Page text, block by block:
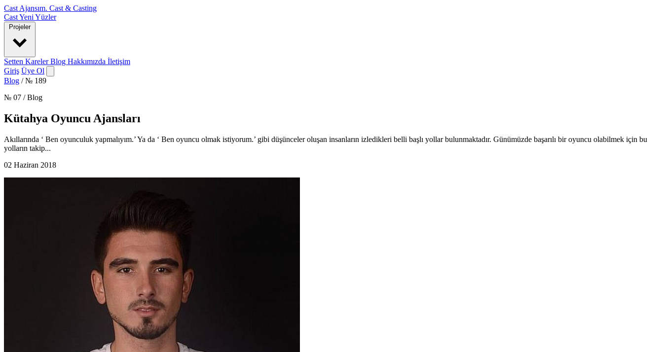
Cast Ajansım. Cast & Casting
CastYeni Yüzler
Projeler
Setten KarelerBlog Hakkımızda İletişim
Giriş Üye Ol
Blog / № 189
№ 07 / Blog
Kütahya Oyuncu Ajansları
Akıllarında ‘ Ben oyunculuk yapmalıyım.’ Ya da ‘ Ben oyuncu olmak istiyorum.’ gibi düşünceler oluşan insanların izledikleri belli başlı yollar bulunmaktadır. Günümüzde başarılı bir oyuncu olabilmek için bu
yolların takip...
02 Haziran 2018